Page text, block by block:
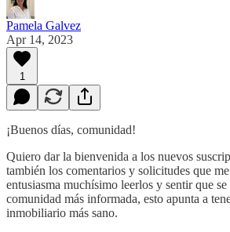
Pamela Galvez
Apr 14, 2023
1
¡Buenos días, comunidad!
Quiero dar la bienvenida a los nuevos
también los comentarios y solicitudes que
entusiasma muchísimo leerlos y sentir que
comunidad más informada, esto apunta a
inmobiliario más sano.